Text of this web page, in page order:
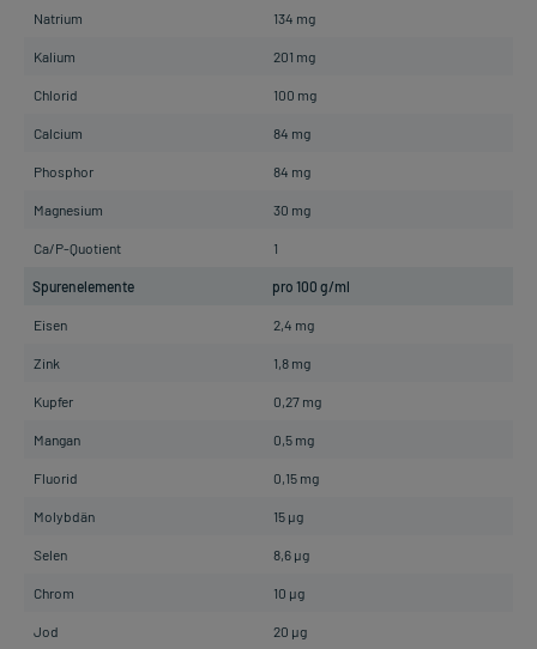
Natrium 134 mg
Kalium 201 mg
Chlorid 100 mg
Calcium 84 mg
Phosphor 84 mg
Magnesium 30 mg
Ca/P-Quotient 1
Spurenelemente pro 100 g/ml
Eisen 2,4 mg
Zink 1,8 mg
Kupfer 0,27 mg
Mangan 0,5 mg
Fluorid 0,15 mg
Molybdän 15 µg
Selen 8,6 µg
Chrom 10 µg
Jod 20 µg